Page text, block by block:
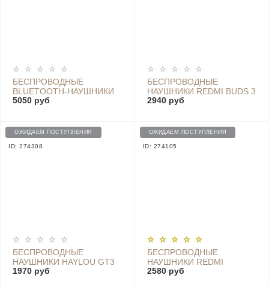
БЕСПРОВОДНЫЕ
BLUETOOTH-НАУШНИКИ
REDMI AIRDOTS 3 PRO С
5050 руб
БЕСПРОВОДНЫЕ
НАУШНИКИ REDMI BUDS 3
M2104E1 WHITE
2940 руб
ОЖИДАЕМ ПОСТУПЛЕНИЯ
ID: 274308
БЕСПРОВОДНЫЕ
НАУШНИКИ HAYLOU GT3
PRO, BLACK
1970 руб
ОЖИДАЕМ ПОСТУПЛЕНИЯ
ID: 274105
БЕСПРОВОДНЫЕ
НАУШНИКИ REDMI
AIRDOTS 3 - TWSEJ08LS
2580 руб